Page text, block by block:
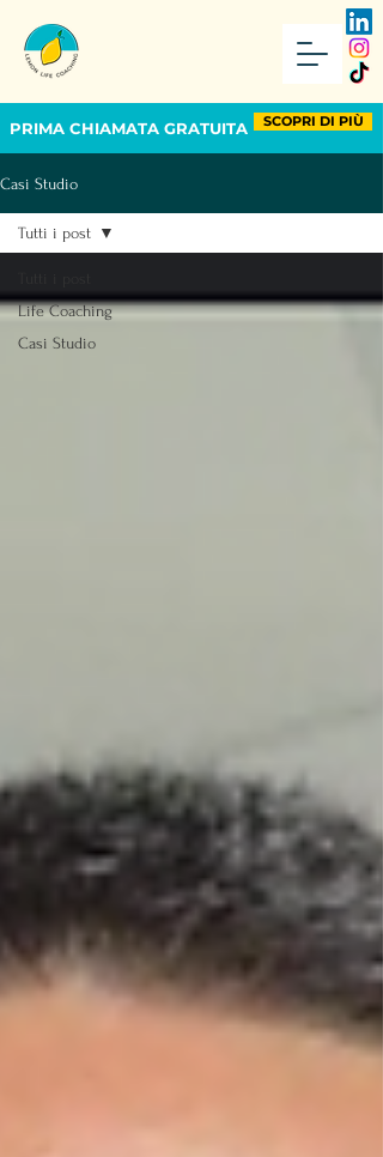
PRIMA CHIAMATA GRATUITA SCOPRI DI PIÙ
Casi Studio
Life Coaching
Casi Studio
Tutti i post